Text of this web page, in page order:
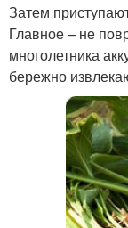
Затем
Главное – не
многолетника
бережно